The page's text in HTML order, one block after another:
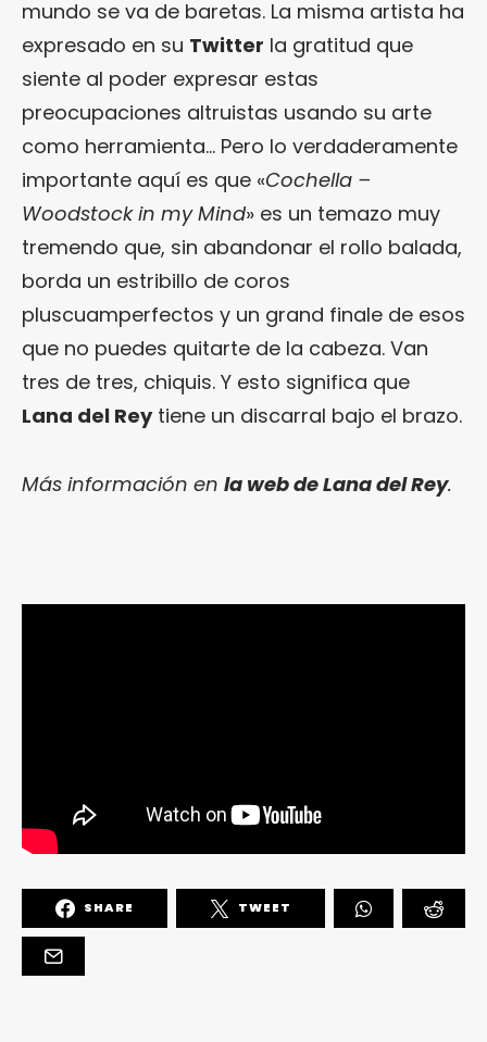
mundo se va de baretas. La misma artista ha
expresado en su Twitter la gratitud que
siente al poder expresar estas
preocupaciones altruistas usando su arte
como herramienta… Pero lo verdaderamente
importante aquí es que «Cochella –
Woodstock in my Mind» es un temazo muy
tremendo que, sin abandonar el rollo balada,
borda un estribillo de coros
pluscuamperfectos y un grand finale de esos
que no puedes quitarte de la cabeza. Van
tres de tres, chiquis. Y esto significa que
Lana del Reytiene un discarral bajo el brazo.
Más información en la web de Lana del Rey.
SHARE TWEET